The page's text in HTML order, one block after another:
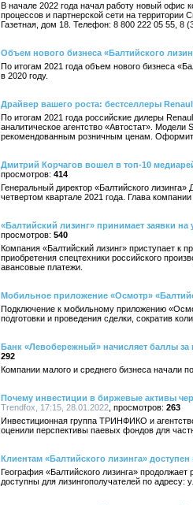
В начале 2022 года начал работу новый офис
процессов и партнерской сети на
Газетная, дом 18. Телефон: 8 800 222 05 55, 8
Объем нового бизнеса «Балтийского
По итогам 2021 года объем нового бизнеса
в 2020 году.
Драйвер вашего роста: бестселлеры
По итогам 2021 года российские дилеры
аналитическое агентство «Автостат».
рекомендованным розничным ценам.
Дмитрий Корчагов вошел в топ-10
414
Генеральный директор «Балтийского
четвертом квартале 2021 года. Глава
«Балтийский лизинг» принимает заявки
540
Компания «Балтийский лизинг» приступает к
приобретения спецтехники российского
авансовые платежи.
Мобильное приложение «Осмотр»
Подключение к мобильному приложению
подготовки и проведения сделки, сократив
Банк «Левобережный» начисляет баллы за
292
Компании малого и среднего бизнеса начали
Почему инвестиции в биржевые активы
Trendfox, 17:15, 28.01.2022
263
Инвестиционная группа ТРИНФИКО и
оценили перспективы паевых фондов для
Клиентам «Балтийского лизинга»
География «Балтийского лизинга»
доступны для лизингополучателей по